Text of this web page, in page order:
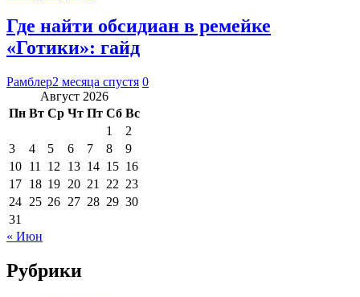
Где найти обсидиан в ремейке
«Готики»: гайд
Рамблер2 месяца спустя 0
Август 2026
Пн Вт Ср Чт Пт Сб Вс
1
2
3
4 5 6 7 8
9
10 11 12 13 14 15 16
17 18 19 20 21 22 23
24 25 26 27 28 29 30
31
« Июн
Рубрики